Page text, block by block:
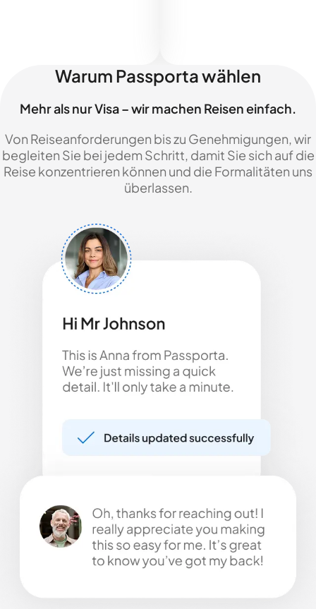
Warum Passporta wählen
Mehr als nur Visa – wir machen Reisen einfach.
Von Reiseanforderungen bis zu Genehmigungen, wir
begleiten Sie bei jedem Schritt, damit Sie sich auf die
Reise konzentrieren können und die Formalitäten uns
überlassen.